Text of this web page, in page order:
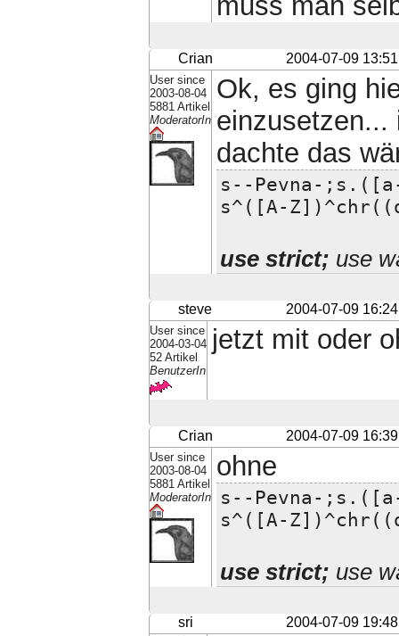
Crian 2004-07-09 13:51
User since
2003-08-04
5881 Artikel
ModeratorIn
Ok, es ging
einzusetzen...
dachte das
s--Pevna-
s^([A-
use strict; use
steve 2004-07-09 16:24
User since
2004-03-04
52 Artikel
BenutzerIn
jetzt mit oder
Crian 2004-07-09 16:39
User since
2003-08-04
5881 Artikel
ModeratorIn
ohne
s--Pevna-
s^([A-
use strict; use
sri 2004-07-09 19:48